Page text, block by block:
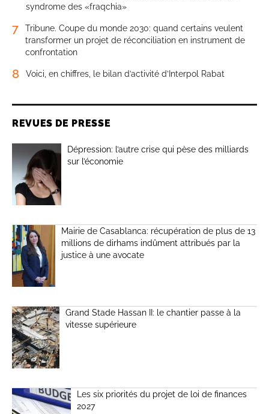
syndrome des «fraqchia»
7
Tribune. Coupe du monde 2030: quand certains veulent
transformer un projet de réconciliation en instrument de
confrontation
8 Voici, en chiffres, le bilan d’activité d’Interpol Rabat
REVUES DE PRESSE
Dépression: l’autre crise qui pèse des milliards
sur l’économie
Mairie de Casablanca: récupération de plus de 13
millions de dirhams indûment attribués par la
justice à une avocate
Grand Stade Hassan II: le chantier passe à la
vitesse supérieure
Les six priorités du projet de loi de finances
2027